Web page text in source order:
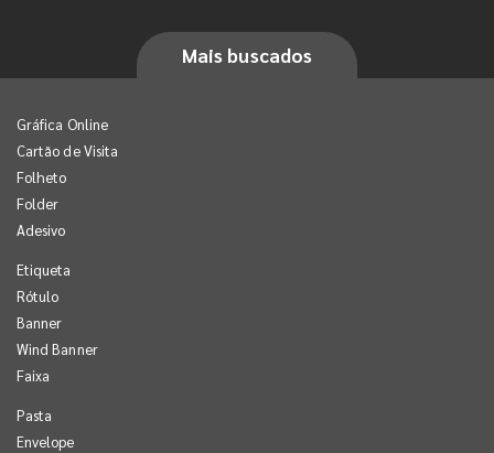
Mais buscados
Gráfica Online
Cartão de Visita
Folheto
Folder
Adesivo
Etiqueta
Rótulo
Banner
Wind Banner
Faixa
Pasta
Envelope